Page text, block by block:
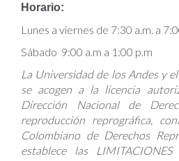
Horario:
Lunes a viernes de 7:30 a.m. a
Sábado 9:00 a.m a 1:00 p.m
La Universidad de los Andes y
se acogen a la licencia
Dirección Nacional de
reproducción reprográfica,
Colombiano de Derechos
establece las